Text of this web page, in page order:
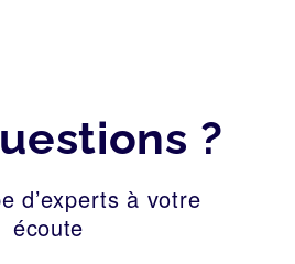
?
d’experts à votre
écoute